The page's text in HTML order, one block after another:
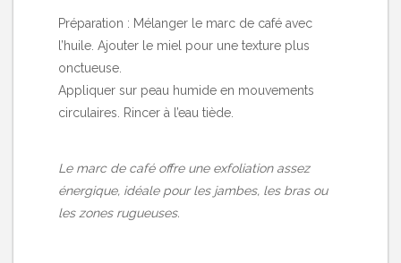
Préparation : Mélanger le marc de café avec
l’huile. Ajouter le miel pour une texture plus
onctueuse.
Appliquer sur peau humide en mouvements
circulaires. Rincer à l’eau tiède.
Le marc de café offre une exfoliation assez
énergique, idéale pour les jambes, les bras ou
les zones rugueuses.